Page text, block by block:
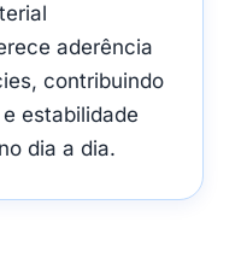
aderência
contribuindo
estabilidade
dia a dia.